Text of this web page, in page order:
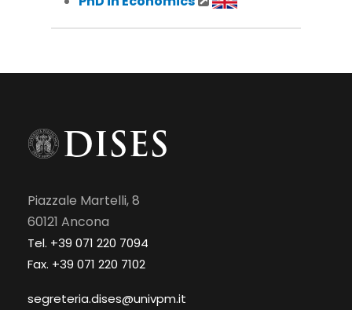
Piazzale Martelli, 8
60121 Ancona
Tel. +39 071 220 7094
Fax. +39 071 220 7102
segreteria.dises@univpm.it